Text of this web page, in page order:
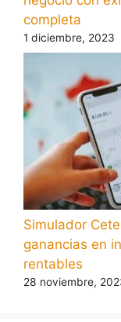
completa
1 diciembre, 2023
Simulador
ganancias en
rentables
28 noviembre,